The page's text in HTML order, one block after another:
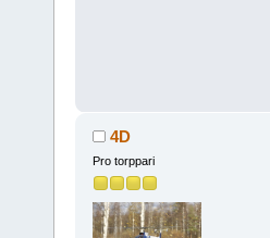
4D
Pro torppari